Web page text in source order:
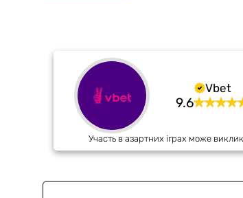
Vbet
9.6
Участь в азартних іграх може